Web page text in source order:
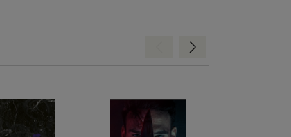
Előre